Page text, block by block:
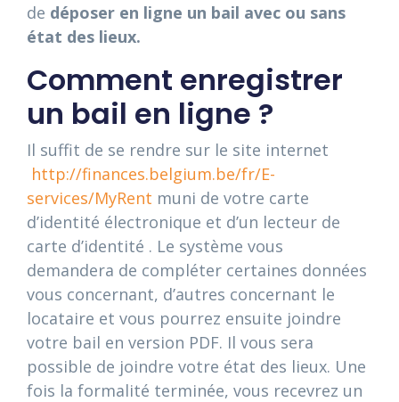
de déposer en ligne un bail avec ou sans
état des lieux.
Comment enregistrer
un bail en ligne ?
Il suffit de se rendre sur le site internet
http://finances.belgium.be/fr/E-
services/MyRent muni de votre carte
d’identité électronique et d’un lecteur de
carte d’identité . Le système vous
demandera de compléter certaines données
vous concernant, d’autres concernant le
locataire et vous pourrez ensuite joindre
votre bail en version PDF. Il vous sera
possible de joindre votre état des lieux. Une
fois la formalité terminée, vous recevrez un